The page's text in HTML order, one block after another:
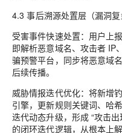
4.3 事后溯源处置层（漏洞复
受害事件快速处置：用户上
即解析恶意域名、攻击者 IP
骗预警平台，同步将恶意域
后续传播。
威胁情报迭代优化：将新增
引擎，更新规则关键词、哈
迭代动态升级，形成 “攻击
的闭环迭代逻辑，从根本上